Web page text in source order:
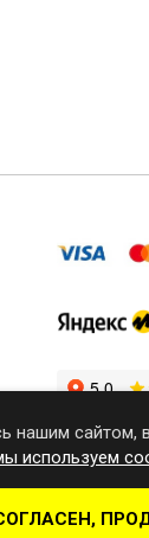
нашим сайтом,
используем